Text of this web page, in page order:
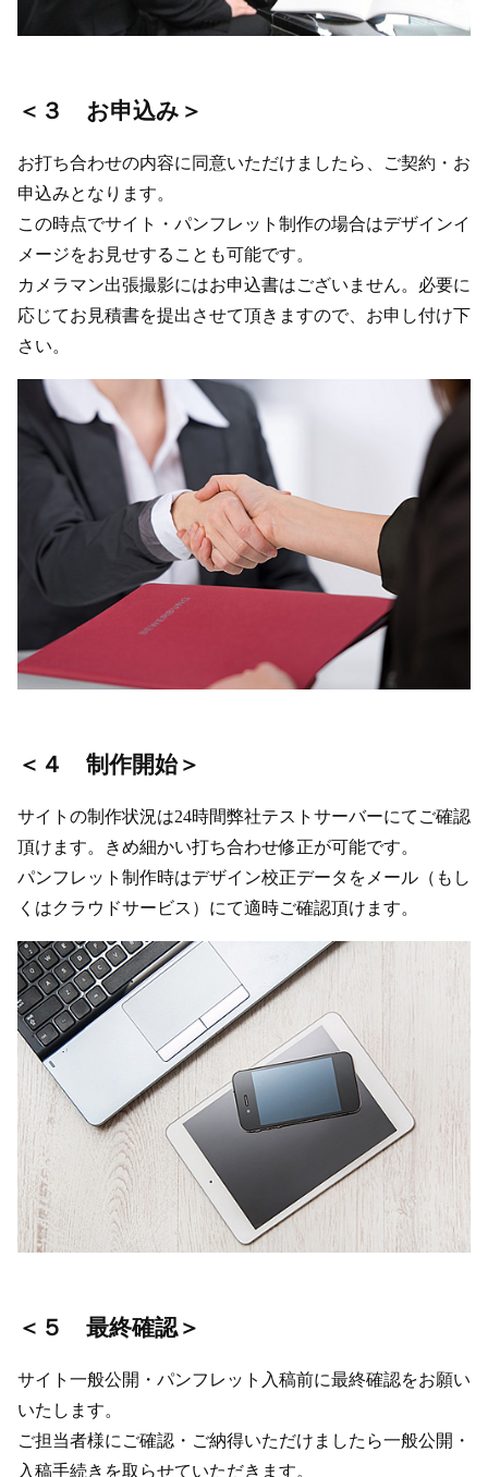
＜３ お申込み＞
お打ち合わせの内容に同意いただけましたら、ご契約・お
申込みとなります。
この時点でサイト・パンフレット制作の場合はデザインイ
メージをお見せすることも可能です。
カメラマン出張撮影にはお申込書はございません。必要に
応じてお見積書を提出させて頂きますので、お申し付け下
さい。
＜４ 制作開始＞
サイトの制作状況は24時間弊社テストサーバーにてご確認
頂けます。きめ細かい打ち合わせ修正が可能です。
パンフレット制作時はデザイン校正データをメール（もし
くはクラウドサービス）にて適時ご確認頂けます。
＜５ 最終確認＞
サイト一般公開・パンフレット入稿前に最終確認をお願い
いたします。
ご担当者様にご確認・ご納得いただけましたら一般公開・
入稿手続きを取らせていただきます。